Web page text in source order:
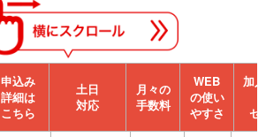
申込み
詳細は
こちら
⼟⽇
対応
月々の
手数料
WEB
の使い
やすさ
加
セ